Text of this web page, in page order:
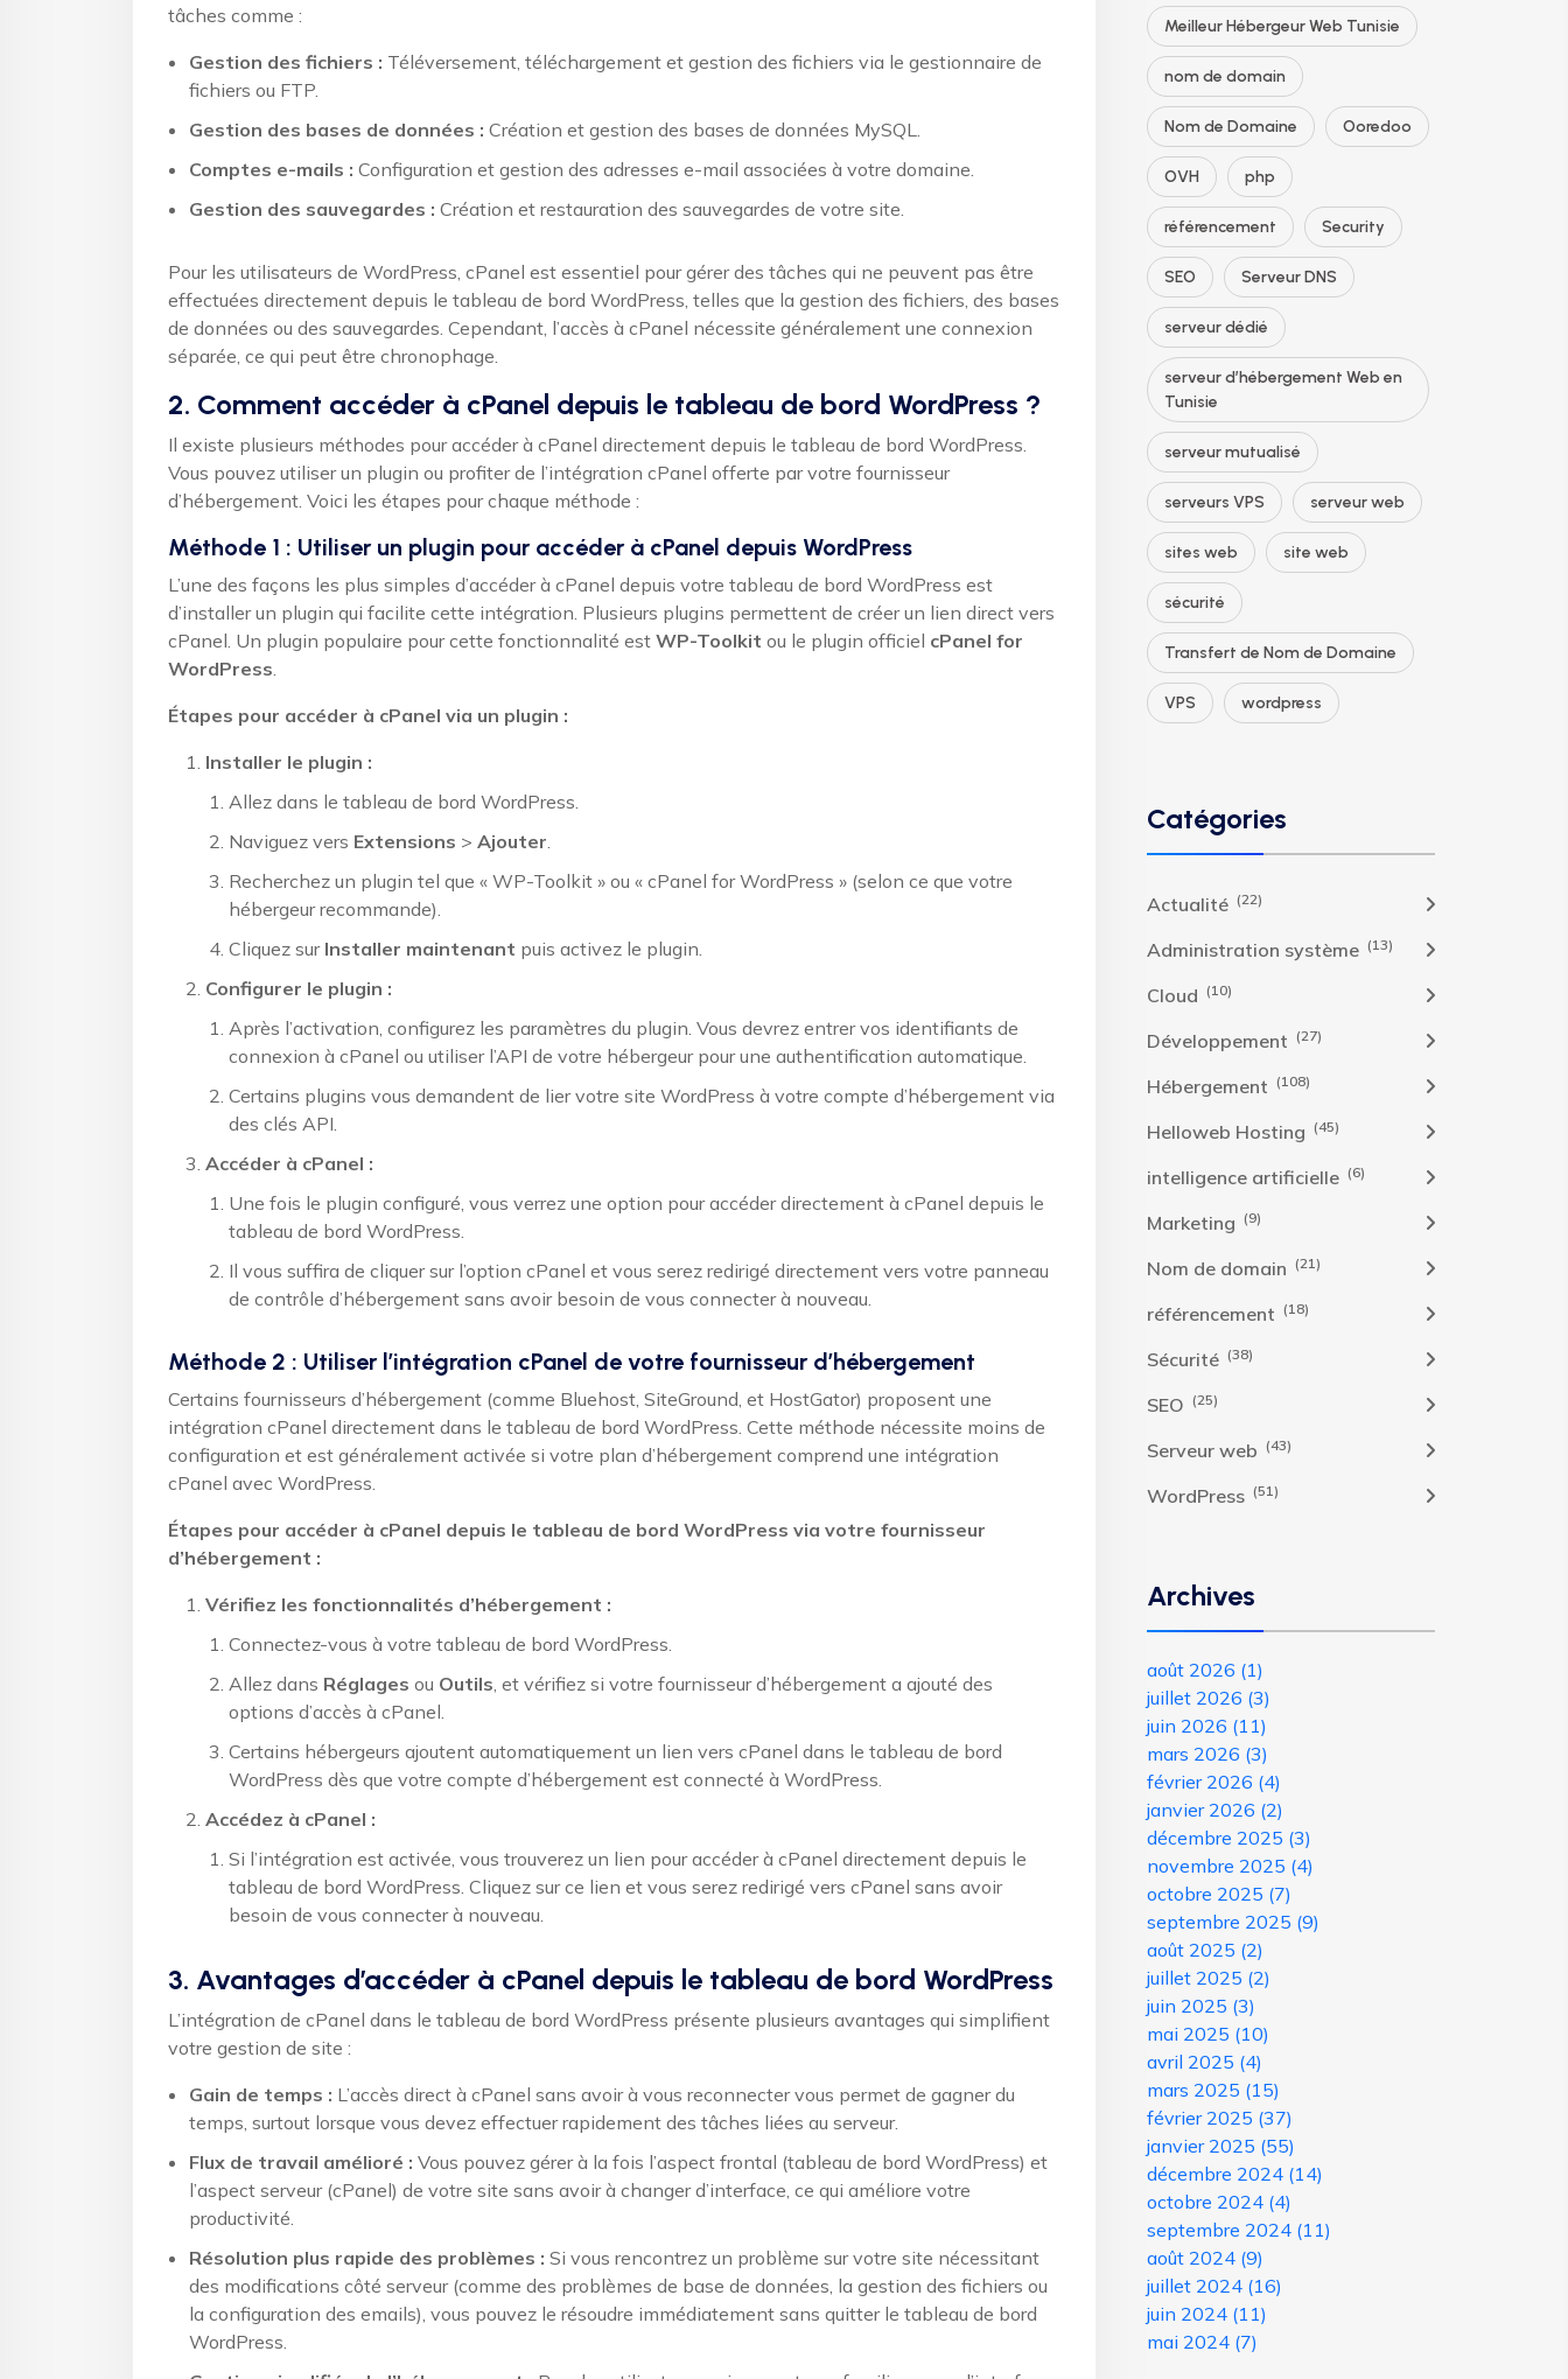
tâches comme :
Gestion des fichiers : Téléversement, téléchargement et gestion des fichiers via le gestionnaire de
fichiers ou FTP.
Gestion des bases de données : Création et gestion des bases de données MySQL.
Comptes e-mails : Configuration et gestion des adresses e-mail associées à votre domaine.
Gestion des sauvegardes : Création et restauration des sauvegardes de votre site.
Pour les utilisateurs de WordPress, cPanel est essentiel pour gérer des tâches qui ne peuvent pas être
effectuées directement depuis le tableau de bord WordPress, telles que la gestion des fichiers, des bases
de données ou des sauvegardes. Cependant, l’accès à cPanel nécessite généralement une connexion
séparée, ce qui peut être chronophage.
2. Comment accéder à cPanel depuis le tableau de bord WordPress ?
Il existe plusieurs méthodes pour accéder à cPanel directement depuis le tableau de bord WordPress.
Vous pouvez utiliser un plugin ou profiter de l’intégration cPanel offerte par votre fournisseur
d’hébergement. Voici les étapes pour chaque méthode :
Méthode 1 : Utiliser un plugin pour accéder à cPanel depuis WordPress
L’une des façons les plus simples d’accéder à cPanel depuis votre tableau de bord WordPress est
d’installer un plugin qui facilite cette intégration. Plusieurs plugins permettent de créer un lien direct vers
cPanel. Un plugin populaire pour cette fonctionnalité est WP-Toolkit ou le plugin officiel cPanel for
WordPress.
Étapes pour accéder à cPanel via un plugin :
Installer le plugin :
Allez dans le tableau de bord WordPress.
Naviguez vers Extensions > Ajouter.
Recherchez un plugin tel que « WP-Toolkit » ou « cPanel for WordPress » (selon ce que votre
hébergeur recommande).
Cliquez sur Installer maintenant puis activez le plugin.
Configurer le plugin :
Après l’activation, configurez les paramètres du plugin. Vous devrez entrer vos identifiants de
connexion à cPanel ou utiliser l’API de votre hébergeur pour une authentification automatique.
Certains plugins vous demandent de lier votre site WordPress à votre compte d’hébergement via
des clés API.
Accéder à cPanel :
Une fois le plugin configuré, vous verrez une option pour accéder directement à cPanel depuis le
tableau de bord WordPress.
Il vous suffira de cliquer sur l’option cPanel et vous serez redirigé directement vers votre panneau
de contrôle d’hébergement sans avoir besoin de vous connecter à nouveau.
Méthode 2 : Utiliser l’intégration cPanel de votre fournisseur d’hébergement
Certains fournisseurs d’hébergement (comme Bluehost, SiteGround, et HostGator) proposent une
intégration cPanel directement dans le tableau de bord WordPress. Cette méthode nécessite moins de
configuration et est généralement activée si votre plan d’hébergement comprend une intégration
cPanel avec WordPress.
Étapes pour accéder à cPanel depuis le tableau de bord WordPress via votre fournisseur
d’hébergement :
Vérifiez les fonctionnalités d’hébergement :
Connectez-vous à votre tableau de bord WordPress.
Allez dans Réglages ou Outils, et vérifiez si votre fournisseur d’hébergement a ajouté des
options d’accès à cPanel.
Certains hébergeurs ajoutent automatiquement un lien vers cPanel dans le tableau de bord
WordPress dès que votre compte d’hébergement est connecté à WordPress.
Accédez à cPanel :
Si l’intégration est activée, vous trouverez un lien pour accéder à cPanel directement depuis le
tableau de bord WordPress. Cliquez sur ce lien et vous serez redirigé vers cPanel sans avoir
besoin de vous connecter à nouveau.
3. Avantages d’accéder à cPanel depuis le tableau de bord WordPress
L’intégration de cPanel dans le tableau de bord WordPress présente plusieurs avantages qui simplifient
votre gestion de site :
Gain de temps : L’accès direct à cPanel sans avoir à vous reconnecter vous permet de gagner du
temps, surtout lorsque vous devez effectuer rapidement des tâches liées au serveur.
Flux de travail amélioré : Vous pouvez gérer à la fois l’aspect frontal (tableau de bord WordPress) et
l’aspect serveur (cPanel) de votre site sans avoir à changer d’interface, ce qui améliore votre
productivité.
Résolution plus rapide des problèmes : Si vous rencontrez un problème sur votre site nécessitant
des modifications côté serveur (comme des problèmes de base de données, la gestion des fichiers ou
la configuration des emails), vous pouvez le résoudre immédiatement sans quitter le tableau de bord
WordPress.
Meilleur Hébergeur Web Tunisie
nom de domain
Nom de Domaine Ooredoo
OVH php
référencement Security
SEO Serveur DNS
serveur dédié
serveur d’hébergement Web en
Tunisie
serveur mutualisé
serveurs VPS serveur web
sites web site web
sécurité
Transfert de Nom de Domaine
VPS wordpress
Catégories
Actualité (22)
Administration système (13)
Cloud (10)
Développement (27)
Hébergement (108)
Helloweb Hosting (45)
intelligence artificielle (6)
Marketing (9)
Nom de domain (21)
référencement (18)
Sécurité (38)
SEO (25)
Serveur web (43)
WordPress (51)
Archives
août 2026 (1)
juillet 2026 (3)
juin 2026 (11)
mars 2026 (3)
février 2026 (4)
janvier 2026 (2)
décembre 2025 (3)
novembre 2025 (4)
octobre 2025 (7)
septembre 2025 (9)
août 2025 (2)
juillet 2025 (2)
juin 2025 (3)
mai 2025 (10)
avril 2025 (4)
mars 2025 (15)
février 2025 (37)
janvier 2025 (55)
décembre 2024 (14)
octobre 2024 (4)
septembre 2024 (11)
août 2024 (9)
juillet 2024 (16)
juin 2024 (11)
mai 2024 (7)